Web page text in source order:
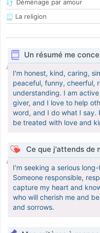
Déménage par amour
La religion
Un résumé me
I'm honest, kind, caring,
peaceful, funny, cheerful,
understanding. I am
giver, and I love to help
word, and I do what I
be treated with love and
Ce que j'attends de
I'm seeking a serious
Someone responsible,
capture my heart and
who will cherish me and
and sorrows.